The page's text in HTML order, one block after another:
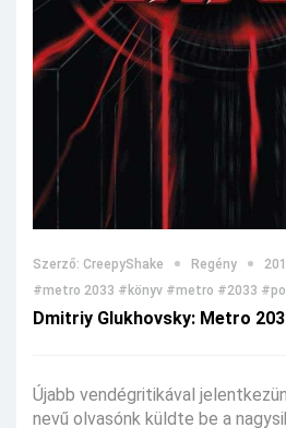
Szerző: CreepyShake Regény
#metro 2033 #könyv #metro #2033
Dmitriy Glukhovsky: Metro
Újabb vendégritikával
nevű olvasónk küldte be a